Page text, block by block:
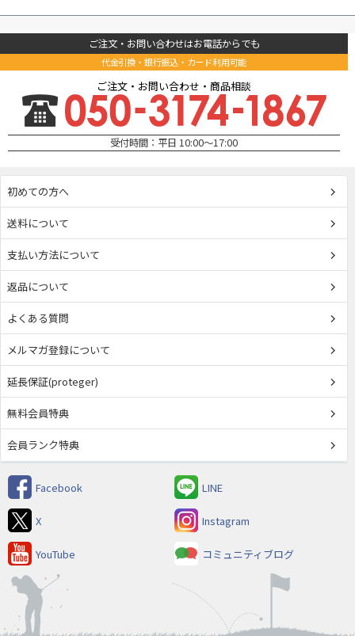
ご注文・お問い合わせはお電話からでも
代金引換・銀行振込・カード利用可能
ご注文・お問い合わせ・商品相談
受付時間：平日 10:00～17:00
初めての方へ
送料について
支払い方法について
返品について
よくある質問
メルマガ登録について
延長保証(proteger)
無料会員特典
会員ランク特典
Facebook LINE
X Instagram
YouTube コミュニティブログ